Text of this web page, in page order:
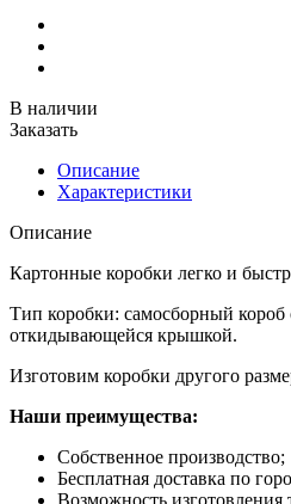
В наличии
Заказать
Описание
Характеристики
Описание
Картонные коробки легко и
Тип коробки: самосборный
откидывающейся крышкой.
Изготовим коробки другого
Наши преимущества:
Собственное производство;
Бесплатная доставка по
Возможность изготовления